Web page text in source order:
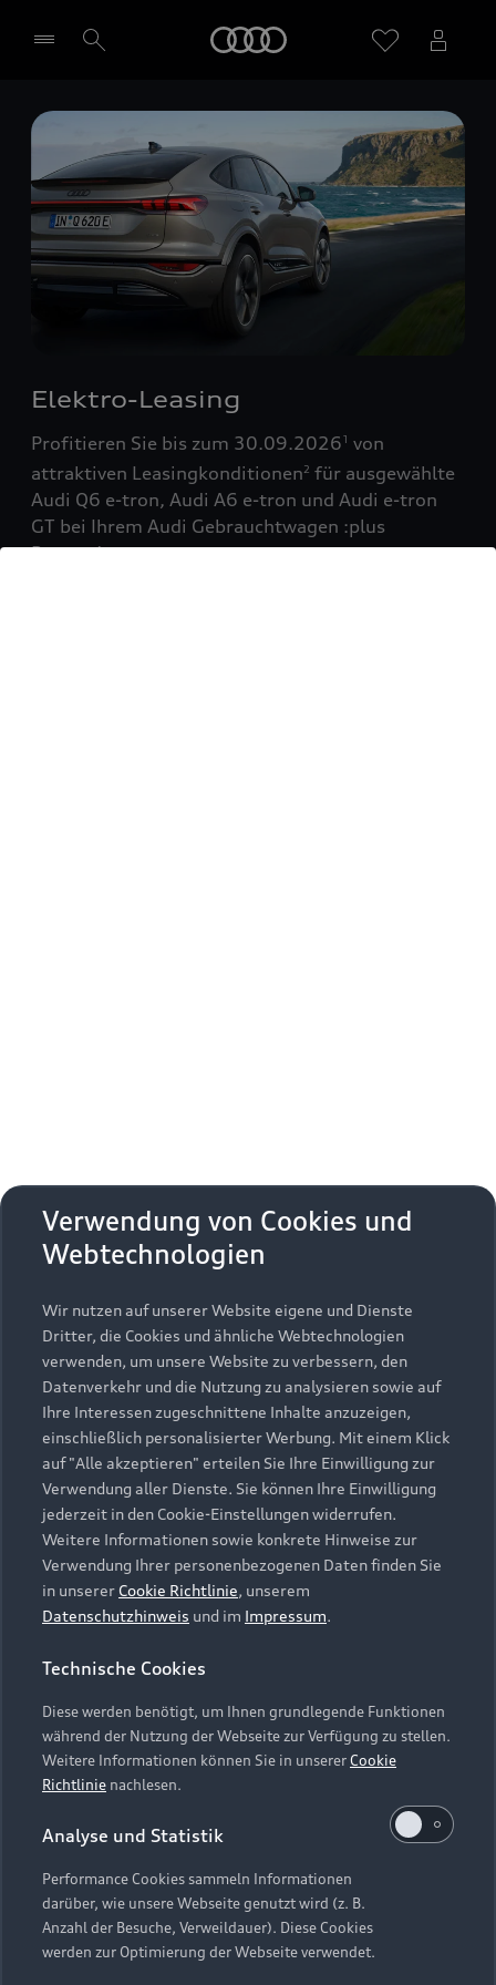
Händler wählen
Elektro-Leasing
Profitieren Sie bis zum 30.09.20261 von
attraktiven Leasingkonditionen2 für ausgewählte
Audi Q6 e-tron, Audi A6 e-tron und Audi e-tron
GT bei Ihrem Audi Gebrauchtwagen :plus
Partner!
Zurück nach oben
Modelle
Alle Modelle
Modelle vergleichen
Elektromodelle
Plug-in-Hybride
Kaufen & leasen
Neuwagensuche
Gebrauchtwagensuche
Gebrauchtwagen
Finanzierung
Aktionen & Angebote
Geschäftskunden
Service & Zubehör
Saisonale Angebote
Audi Services
Garantie
Audi digital services
myAudi
Support
Kundenservice
Händlersuche
Audi Code
Online-Terminvereinbarung
Servicekontakt
Vertrag widerrufen
Über Audi
Unternehmen
Karriere
Investor Relations
Presse & Media Center
Datenschutz
Audi erleben
Newsletter
Impressum Rechtliches
Hinweisgebersystem
Datenschutzinformation
Cookie-Einstellungen
Cookie-Richtlinie
Barrierefreiheit
Hinweis: Die aktuelle Darstellung und Anordnung der
Embleme am Fahrzeug bei allen Abbildungen auf dieser
Webseite kann abweichen.
Verwendung von Cookies und
Webtechnologien
Wir nutzen auf unserer Website eigene und Dienste
Dritter, die Cookies und ähnliche Webtechnologien
verwenden, um unsere Website zu verbessern, den
Datenverkehr und die Nutzung zu analysieren sowie auf
Ihre Interessen zugeschnittene Inhalte anzuzeigen,
einschließlich personalisierter Werbung. Mit einem Klick
auf "Alle akzeptieren" erteilen Sie Ihre Einwilligung zur
Verwendung aller Dienste. Sie können Ihre Einwilligung
jederzeit in den Cookie-Einstellungen widerrufen.
Weitere Informationen sowie konkrete Hinweise zur
Verwendung Ihrer personenbezogenen Daten finden Sie
in unserer Cookie Richtlinie, unserem
Datenschutzhinweis und im Impressum.
Technische Cookies
Diese werden benötigt, um Ihnen grundlegende Funktionen
während der Nutzung der Webseite zur Verfügung zu stellen.
Weitere Informationen können Sie in unsererCookie
Richtlinie nachlesen.
Analyse und Statistik
Performance Cookies sammeln Informationen
darüber, wie unsere Webseite genutzt wird (z. B.
Anzahl der Besuche, Verweildauer). Diese Cookies
werden zur Optimierung der Webseite verwendet.